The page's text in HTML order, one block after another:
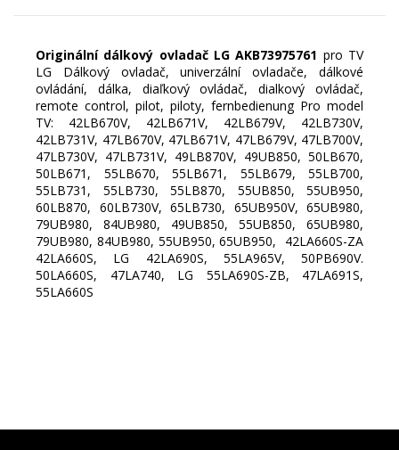
Originální dálkový ovladač LG AKB73975761 pro TV
LG Dálkový ovladač, univerzální ovladače, dálkové
ovládání, dálka, diaľkový ovládač, dialkový ovládač,
remote control, pilot, piloty, fernbedienung Pro model
TV: 42LB670V, 42LB671V, 42LB679V, 42LB730V,
42LB731V, 47LB670V, 47LB671V, 47LB679V, 47LB700V,
47LB730V, 47LB731V, 49LB870V, 49UB850, 50LB670,
50LB671, 55LB670, 55LB671, 55LB679, 55LB700,
55LB731, 55LB730, 55LB870, 55UB850, 55UB950,
60LB870, 60LB730V, 65LB730, 65UB950V, 65UB980,
79UB980, 84UB980, 49UB850, 55UB850, 65UB980,
79UB980, 84UB980, 55UB950, 65UB950, 42LA660S-ZA
42LA660S, LG 42LA690S, 55LA965V, 50PB690V.
50LA660S, 47LA740, LG 55LA690S-ZB, 47LA691S,
55LA660S